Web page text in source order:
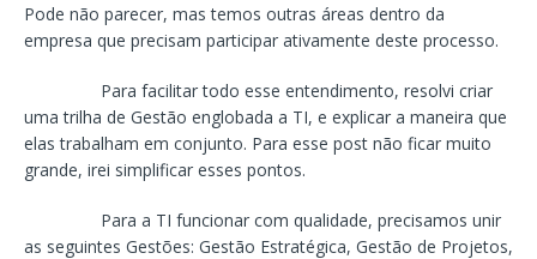
Pode não parecer, mas temos outras áreas dentro da
empresa que precisam participar ativamente deste processo.
Para facilitar todo esse entendimento, resolvi criar
uma trilha de Gestão englobada a TI, e explicar a maneira que
elas trabalham em conjunto. Para esse post não ficar muito
grande, irei simplificar esses pontos.
Para a TI funcionar com qualidade, precisamos unir
as seguintes Gestões: Gestão Estratégica, Gestão de Projetos,